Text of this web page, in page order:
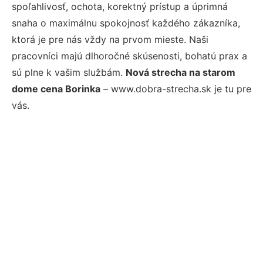
spoľahlivosť, ochota, korektný prístup a úprimná
snaha o maximálnu spokojnosť každého zákazníka,
ktorá je pre nás vždy na prvom mieste. Naši
pracovníci majú dlhoročné skúsenosti, bohatú prax a
sú plne k vašim službám. Nová strecha na starom
dome cena Borinka – www.dobra-strecha.sk je tu pre
vás.